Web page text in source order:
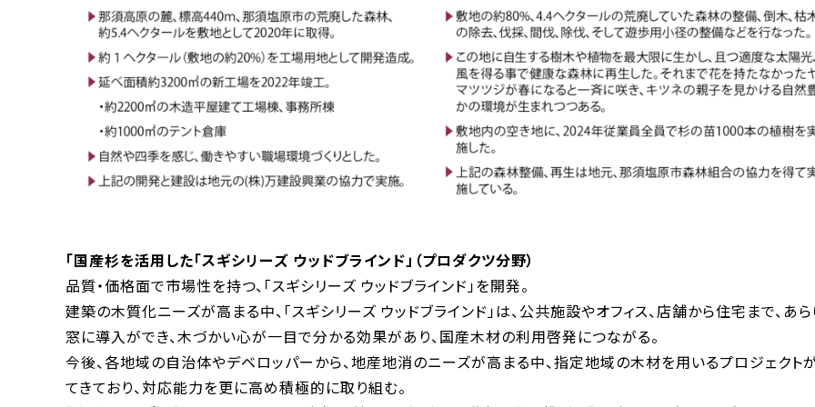
「国産杉を活用した「スギシリーズ ウッドブラインド」（プロダクツ分野）
品質・価格面で市場性を持つ、「スギシリーズ ウッドブラインド」を開発。
建築の木質化ニーズが高まる中、「スギシリーズ ウッドブラインド」は、公共施設やオフィス、店舗から住宅まで、あ
窓に導入ができ、木づかい心が一目で分かる効果があり、国産木材の利用啓発につながる。
今後、各地域の自治体やデベロッパーから、地産地消のニーズが高まる中、指定地域の木材を用いるプロジェクト
てきており、対応能力を更に高め積極的に取り組む。